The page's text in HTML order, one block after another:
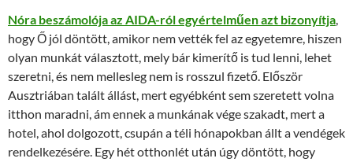
Nóra beszámolója az AIDA-ról egyértelműen azt bizonyítja,
hogy Ő jól döntött, amikor nem vették fel az egyetemre, hiszen
olyan munkát választott, mely bár kimerítő is tud lenni, lehet
szeretni, és nem mellesleg nem is rosszul fizető. Először
Ausztriában talált állást, mert egyébként sem szeretett volna
itthon maradni, ám ennek a munkának vége szakadt, mert a
hotel, ahol dolgozott, csupán a téli hónapokban állt a vendégek
rendelkezésére. Egy hét otthonlét után úgy döntött, hogy